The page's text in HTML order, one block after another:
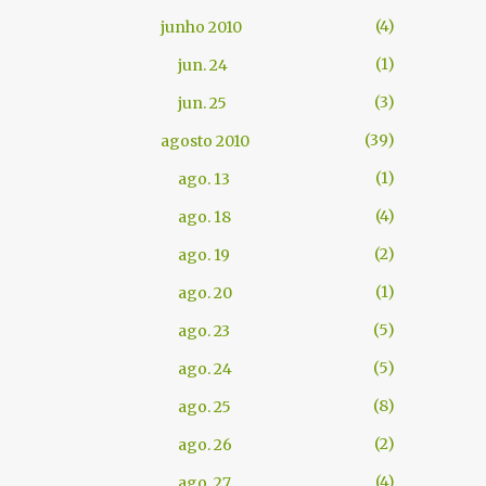
junho 2010
4
jun. 24
1
jun. 25
3
agosto 2010
39
ago. 13
1
ago. 18
4
ago. 19
2
ago. 20
1
ago. 23
5
ago. 24
5
ago. 25
8
ago. 26
2
4